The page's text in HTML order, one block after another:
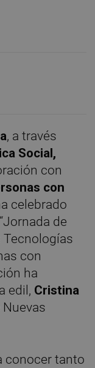
, a través
Social,
con
con
celebrado
de
Tecnologías
con
ha
edil, Cristina
conocer tanto